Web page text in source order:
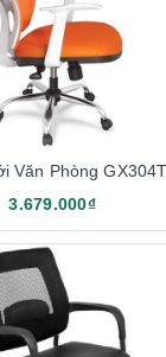
đốc nên chọn
tùy vào sở thích
độ bền cao
Văn Phòng GX304T
3.679.000₫